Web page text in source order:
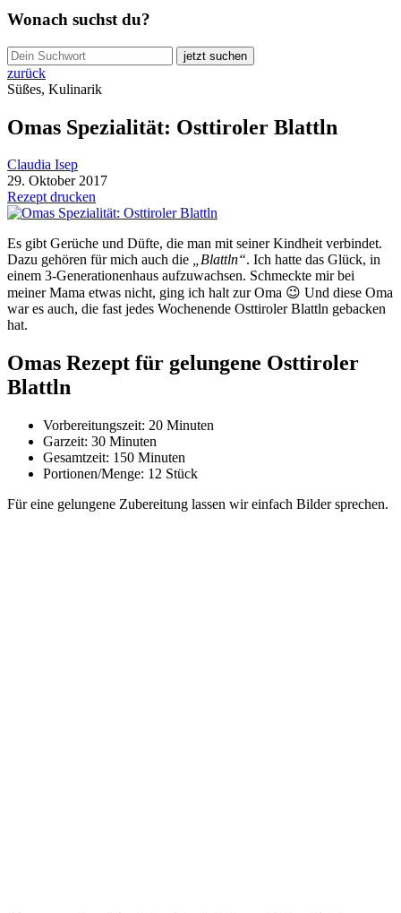
Wonach suchst du?
jetzt suchen
zurück
Süßes, Kulinarik
Omas Spezialität: Osttiroler Blattln
Claudia Isep
29. Oktober 2017
Rezept drucken
Es gibt Gerüche und Düfte, die man mit seiner Kindheit verbindet.
Dazu gehören für mich auch die „Blattln“. Ich hatte das Glück, in
einem 3-Generationenhaus aufzuwachsen. Schmeckte mir bei
meiner Mama etwas nicht, ging ich halt zur Oma 😉 Und diese Oma
war es auch, die fast jedes Wochenende Osttiroler Blattln gebacken
hat.
Omas Rezept für gelungene Osttiroler
Blattln
Vorbereitungszeit: 20 Minuten
Garzeit: 30 Minuten
Gesamtzeit: 150 Minuten
Portionen/Menge: 12 Stück
Für eine gelungene Zubereitung lassen wir einfach Bilder sprechen.